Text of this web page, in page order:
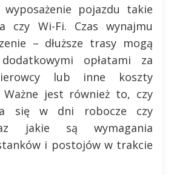
pojazdu takie
czy Wi-Fi. Czas wynajmu
– dłuższe trasy mogą
opłatami za
lub inne koszty
Ważne jest również to, czy
się w dni robocze czy
jakie są wymagania
i postojów w trakcie